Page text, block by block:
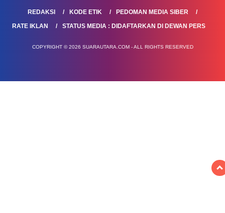
REDAKSI KODE ETIK
PEDOMAN MEDIA SIBER
RATE IKLAN
STATUS MEDIA : DIDAFTARKAN DI DEWAN PERS
COPYRIGHT © 2026 SUARAUTARA.COM - ALL RIGHTS RESERVED